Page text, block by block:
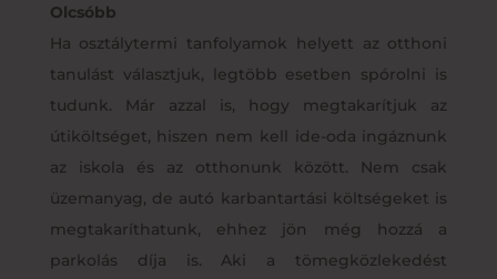
Olcsóbb
Ha osztálytermi tanfolyamok helyett az otthoni
tanulást választjuk, legtöbb esetben spórolni is
tudunk. Már azzal is, hogy megtakarítjuk az
útiköltséget, hiszen nem kell ide-oda ingáznunk
az iskola és az otthonunk között. Nem csak
üzemanyag, de autó karbantartási költségeket is
megtakaríthatunk, ehhez jön még hozzá a
parkolás díja is. Aki a tömegközlekedést